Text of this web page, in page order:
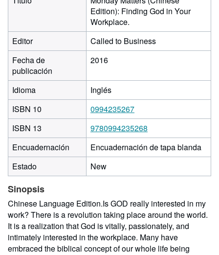
Edition): Finding God in Your
Workplace.
Editor
Called to Business
Fecha de
publicación
2016
Idioma
Inglés
ISBN 10
0994235267
ISBN 13
9780994235268
Encuadernación
Encuadernación de tapa blanda
Estado
New
Sinopsis
Chinese Language Edition.Is GOD really interested in my
work? There is a revolution taking place around the world.
It is a realization that God is vitally, passionately, and
intimately interested in the workplace. Many have
embraced the biblical concept of our whole life being